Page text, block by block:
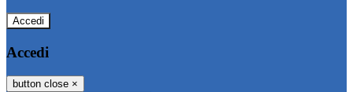
Accedi
Accedi
button close ×